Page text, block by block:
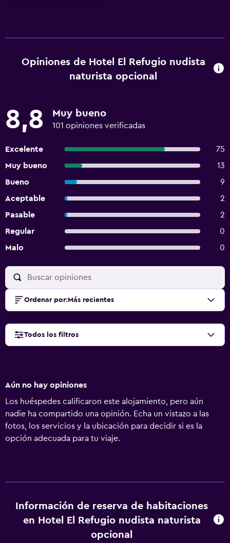
Opiniones de Hotel El Refugio nudista
naturista opcional
8,8 Muy bueno
101 opiniones verificadas
Excelente
75
Muy bueno
13
Bueno
9
Aceptable
2
Pasable
2
Regular
0
Malo
0
Ordenar por: Más recientes
Todos los filtros
Aún no hay opiniones
Los huéspedes calificaron este alojamiento, pero aún
nadie ha compartido una opinión. Echa un vistazo a las
fotos, los servicios y la ubicación para decidir si es la
opción adecuada para tu viaje.
Información de reserva de habitaciones
en Hotel El Refugio nudista naturista
opcional